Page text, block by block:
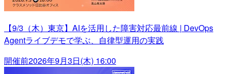
【9/3（木）東京】AIを活用した障害対応最前線 | DevOps
Agentライブデモで学ぶ、自律型運用の実践
開催前2026年9月3日(木) 16:00